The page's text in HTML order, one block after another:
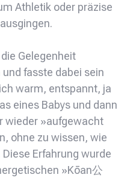
Athletik oder präzise
Gelegenheit
fasste dabei sein
warm, entspannt, ja
eines Babys und dann
wieder »aufgewacht
ohne zu wissen, wie
Erfahrung wurde
»Kōan公